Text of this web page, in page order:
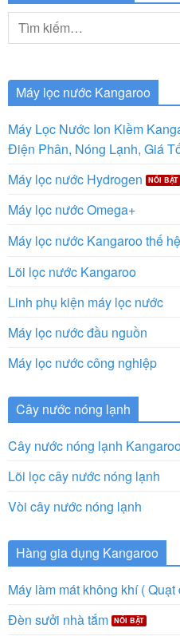
kiếm:
Máy lọc nước Kangaroo
Máy Lọc Nước Ion Kiềm
Điện Phân, Nóng Lạnh, Giá
Máy lọc nước Hydrogen
Máy lọc nước Omega+
Máy lọc nước Kangaroo thế
Lõi lọc nước Kangaroo
Linh phụ kiện máy lọc nước
Máy lọc nước đầu nguồn
Máy lọc nước công nghiệp
Cây nước nóng lạnh
Cây nước nóng lạnh
Lõi lọc cây nước nóng lạnh
Vòi cây nước nóng lạnh
Hàng gia dụng Kangaroo
Máy làm mát không khí (
Đèn sưởi nhà tắm